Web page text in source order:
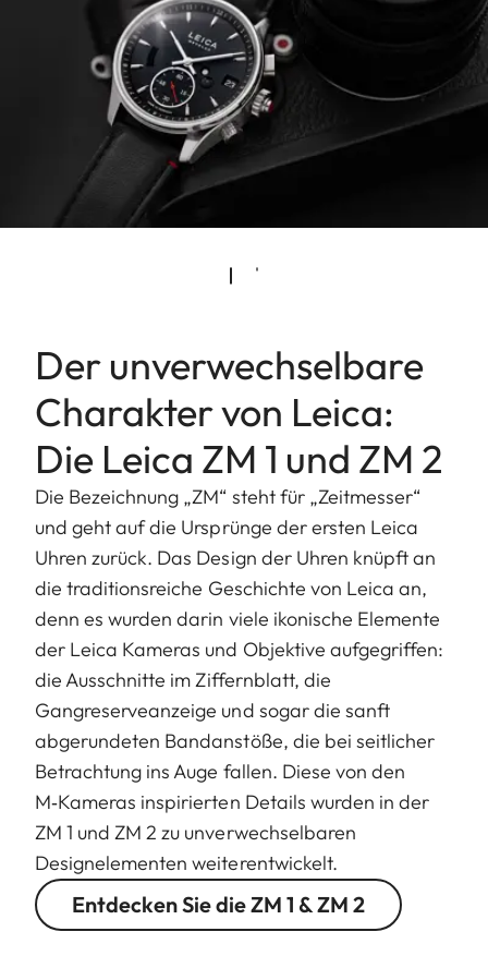
Der unverwechselbare
Charakter von Leica:
Die Leica ZM 1 und ZM 2
Die Bezeichnung „ZM“ steht für „Zeitmesser“
und geht auf die Ursprünge der ersten Leica
Uhren zurück. Das Design der Uhren knüpft an
die traditionsreiche Geschichte von Leica an,
denn es wurden darin viele ikonische Elemente
der Leica Kameras und Objektive aufgegriffen:
die Ausschnitte im Ziffernblatt, die
Gangreserveanzeige und sogar die sanft
abgerundeten Bandanstöße, die bei seitlicher
Betrachtung ins Auge fallen. Diese von den
M‑Kameras inspirierten Details wurden in der
ZM 1 und ZM 2 zu unverwechselbaren
Designelementen weiterentwickelt.
Entdecken Sie die ZM 1 & ZM 2